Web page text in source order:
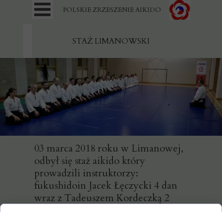
03 marca 2018 roku w Limanowej,
odbył się staż aikido który
prowadzili instruktorzy:
fukushidoin Jacek Łęczycki 4 dan
wraz z Tadeuszem Kordeczką 2
STAŻ LIMANOWSKI
POLSKIE ZRZESZENIE AIKIDO